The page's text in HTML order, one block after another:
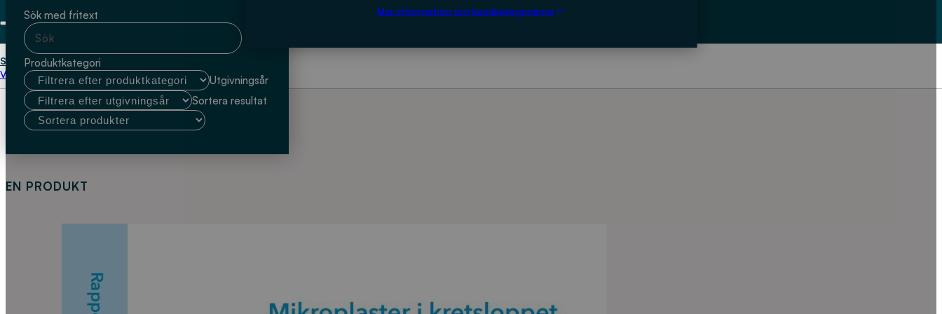
Mer information om kundkategorierna
Start Kristina Borg Olesen Aalborg Universitet
Välj kundtyp
Sök med fritext
Produktkategori
Utgivningsår
Sortera resultat
EN PRODUKT